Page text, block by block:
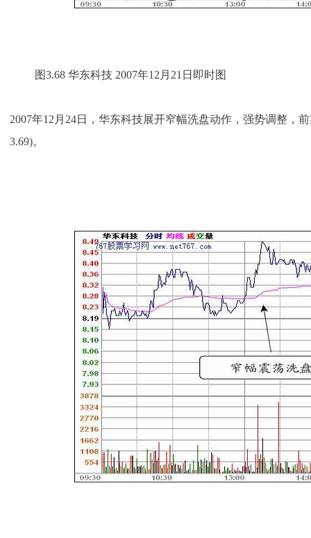
图3.68 华东科技 2007年12月21日即时图
2007年12月24日，华东科技展开窄幅洗盘动作，强势调整，
3.69)。